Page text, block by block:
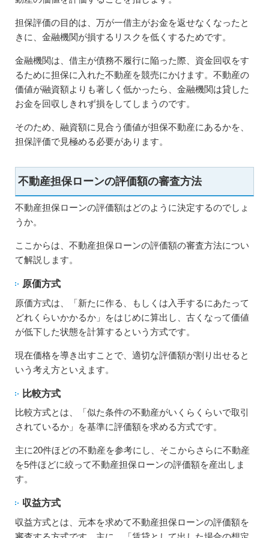
担保評価の目的は、万が一借主がお金を返せなくなったと
きに、金融機関が損するリスクを低くするためです。
金融機関は、借主が債務不履行に陥った際、資金回収をす
るために担保に入れた不動産を競売にかけます。不動産の
価値が融資額よりも著しく低かったら、金融機関は貸した
お金を回収しきれず損をしてしまうのです。
そのため、融資額に見合う価値が担保不動産にあるかを、
担保評価で見極める必要があります。
不動産担保ローンの評価額の審査方法
不動産担保ローンの評価額はどのように決定するのでしょ
うか。
ここからは、不動産担保ローンの評価額の審査方法につい
て解説します。
原価方式
原価方式は、「新たに作る、もしくは入手するにあたって
どれくらいかかるか」をはじめに算出し、古くなって価値
が低下した状態を計算するという方式です。
現在価格を導き出すことで、適切な評価額が割り出せると
いう考え方といえます。
比較方式
比較方式とは、「似た条件の不動産がいくらくらいで取引
されているか」を基準に評価額を求める方式です。
主に20件ほどの不動産を参考にし、そこからさらに不動産
を5件ほどに絞って不動産担保ローンの評価額を産出しま
す。
収益方式
収益方式とは、元本を求めて不動産担保ローンの評価額を